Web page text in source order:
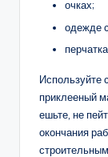
очках;
одежде
Используйте
приклееный
ешьте, не
окончания